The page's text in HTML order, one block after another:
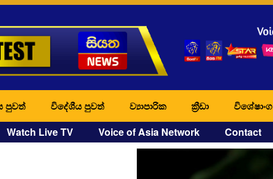
පුවත් විදේශීය පුවත් ව්‍යාපාරික ක්‍රීඩා විශේෂාංග
Watch Live TV Voice of Asia Network Contact